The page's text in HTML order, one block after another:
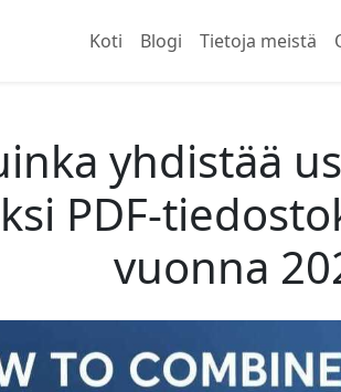
Koti Blogi Tietoja meistä
yhdistää
PDF-
vuonna